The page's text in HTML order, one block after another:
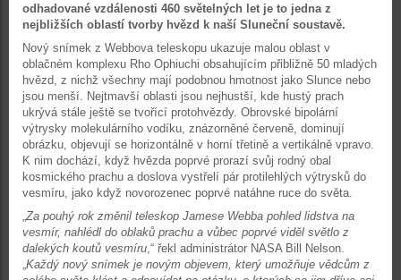
odhadované vzdálenosti 460 světelných let je to jedna z
nejbližších oblastí tvorby hvězd k naší Sluneční soustavě.
Nový snímek z Webbova teleskopu ukazuje malou oblast v
oblačném komplexu Rho Ophiuchi obsahujícím přibližně 50 mladých
hvězd, z nichž všechny mají podobnou hmotnost jako Slunce nebo
jsou menší. Nejtmavší oblasti jsou nejhustší, kde hustý prach
ukrývá stále ještě se tvořící protohvězdy. Obrovské bipolární
výtrysky molekulárního vodíku, znázorněné červeně, dominují
obrázku, objevují se horizontálně v horní třetině a vertikálně vpravo.
K nim dochází, když hvězda poprvé prorazí svůj rodný obal
kosmického prachu a doslova vystřelí pár protilehlých výtrysků do
vesmíru, jako když novorozenec poprvé natáhne ruce do světa.
„Za pouhý rok změnil teleskop Jamese Webba pohled lidstva na
vesmír, nahlédl do oblaků prachu a vůbec poprvé viděl světlo z
dalekých koutů vesmíru,“ řekl administrátor NASA Bill Nelson.
„Každý nový snímek je novým objevem, který umožňuje vědcům z